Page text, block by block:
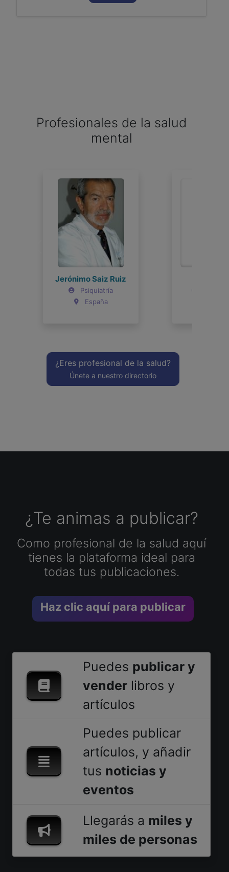
Profesionales de la salud
mental
Joel Bravo
Psiquiatría
Argentina
¿Eres profesional de la salud?
Únete a nuestro directorio
¿Te animas a publicar?
Como profesional de la salud aquí
tienes la plataforma ideal para
todas tus publicaciones.
Haz clic aquí para publicar
Puedes publicar y
vender libros y
artículos
Puedes publicar
artículos, y añadir
tus noticias y
eventos
Llegarás a miles y
miles de personas